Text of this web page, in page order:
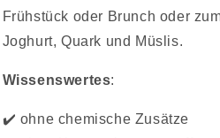
Frühstück oder Brunch oder
Joghurt, Quark und Müslis.
Wissenswertes:
✔️ ohne chemische Zusätze